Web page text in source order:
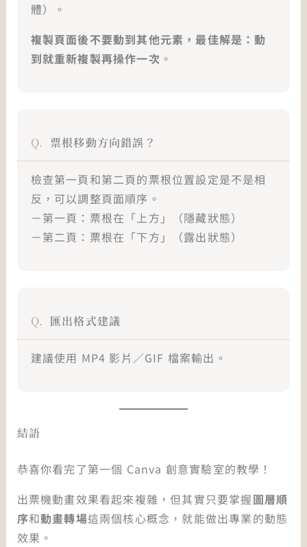
體）。
複製頁面後不要動到其他元素，最佳解是：動
到就重新複製再操作一次 。
票根移動方向錯誤？
檢查第一頁和第二頁的票根位置設定是不是相
反，可以調整頁面順序。
－第一頁：票根在「上方」（隱藏狀態）
－第二頁：票根在「下方」（露出狀態）
匯出格式建議
建議使用 MP4 影片／GIF 檔案輸出。
結語
恭喜你看完了第一個 Canva 創意實驗室的教學！
出票機動畫效果看起來複雜，但其實只要掌握圖層順
序和動畫轉場這兩個核心概念，就能做出專業的動態
效果。